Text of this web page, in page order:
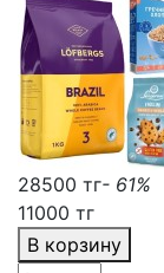
28500 тг- 61%
11000 тг
В корзину